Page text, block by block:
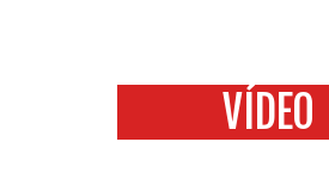
VÍDEO